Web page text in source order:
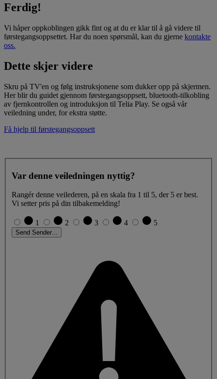
Ferdig!
Vi håper oppkoblingen gikk fint og at du er klar til å gå videre til
førstegangsoppsettet. Har du noen spørsmål, kan du gjerne kontakte
oss.
Dette skjer videre
Skru på TV'en og følg instruksjonene som dukker opp på skjermen.
Her blir du guidet gjennom førstegangsoppsett, bluetooth-tilkobling
av fjernkontrollen og introduksjon til Telia Play. Se også vår
veiledning under, for ekstra støtte.
Få hjelp til førstegangsoppsett
Var denne veiledningen nyttig?
Rangér denne veilederen, på en skala fra 1 til 5, der 5 er best.
Vi setter pris på din tilbakemelding!
1 2 3 4 5
Send Sender